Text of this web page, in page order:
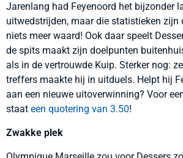
Jarenlang had Feyenoord het bijzonder
uitwedstrijden, maar die statistieken zijn
niets meer waard! Ook daar speelt
de spits maakt zijn doelpunten
als in de vertrouwde Kuip. Sterker nog:
treffers maakte hij in uitduels. Helpt hij
aan een nieuwe uitoverwinning? Voor
staat een quotering van 3.50!
Zwakke plek